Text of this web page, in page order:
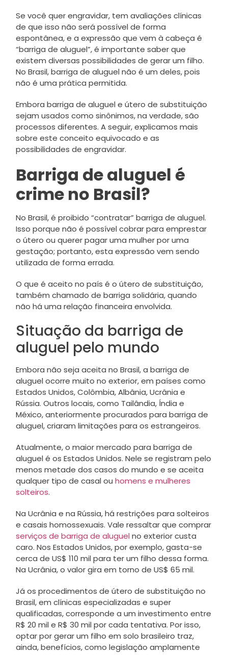
Se você quer engravidar, tem avaliações clínicas
de que isso não será possível de forma
espontânea, e a expressão que vem à cabeça é
“barriga de aluguel”, é importante saber que
existem diversas possibilidades de gerar um filho.
No Brasil, barriga de aluguel não é um deles, pois
não é uma prática permitida.
Embora barriga de aluguel e útero de substituição
sejam usados como sinônimos, na verdade, são
processos diferentes. A seguir, explicamos mais
sobre este conceito equivocado e as
possibilidades de engravidar.
Barriga de aluguel é
crime no Brasil?
No Brasil, é proibido “contratar” barriga de aluguel.
Isso porque não é possível cobrar para emprestar
o útero ou querer pagar uma mulher por uma
gestação; portanto, esta expressão vem sendo
utilizada de forma errada.
O que é aceito no país é o útero de substituição,
também chamado de barriga solidária, quando
não há uma relação financeira envolvida.
Situação da barriga de
aluguel pelo mundo
Embora não seja aceita no Brasil, a barriga de
aluguel ocorre muito no exterior, em países como
Estados Unidos, Colômbia, Albânia, Ucrânia e
Rússia. Outros locais, como Tailândia, Índia e
México, anteriormente procurados para barriga de
aluguel, criaram limitações para os estrangeiros.
Atualmente, o maior mercado para barriga de
aluguel é os Estados Unidos. Nele se registram pelo
menos metade dos casos do mundo e se aceita
qualquer tipo de casal ou homens e mulheres
solteiros.
Na Ucrânia e na Rússia, há restrições para solteiros
e casais homossexuais. Vale ressaltar que comprar
serviços de barriga de aluguel no exterior custa
caro. Nos Estados Unidos, por exemplo, gasta-se
cerca de US$ 110 mil para ter um filho dessa forma.
Na Ucrânia, o valor gira em torno de US$ 65 mil.
Já os procedimentos de útero de substituição no
Brasil, em clínicas especializadas e super
qualificadas, corresponde a um investimento entre
R$ 20 mil e R$ 30 mil por cada tentativa. Por isso,
optar por gerar um filho em solo brasileiro traz,
ainda, benefícios, como legislação amplamente